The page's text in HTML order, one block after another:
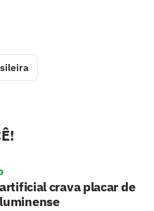
crava placar de